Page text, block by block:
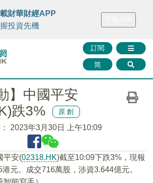
FINTV FINMETA 財華證券 媒體矩陣
訂閱
简
財華財經APP
投資先機
】中國平安
跌3%
原創
2023年3月30日 上午10:09
平安(02318.HK)截至10:09下跌3%，現報
元。成交716萬股，涉資3.644億元。